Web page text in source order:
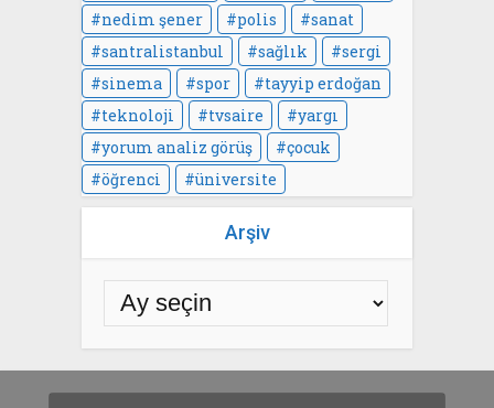
nedim şener
polis
sanat
santralistanbul
sağlık
sergi
sinema
spor
tayyip erdoğan
teknoloji
tvsaire
yargı
yorum analiz görüş
çocuk
öğrenci
üniversite
Arşiv